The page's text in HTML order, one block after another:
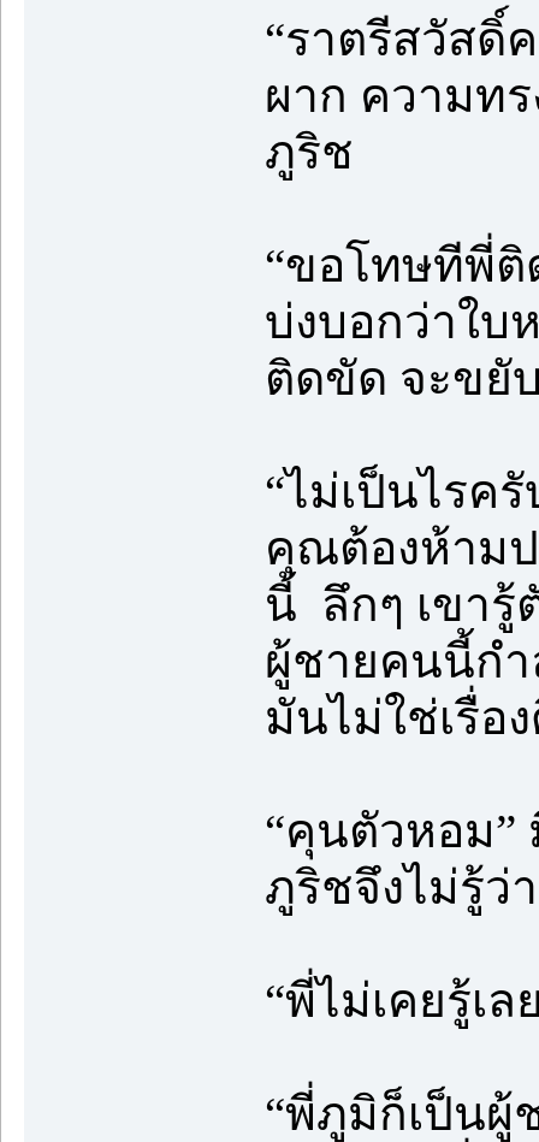
“ราตรีสวัสดิ์
ผาก ความท
ภูริช
“ขอโทษทีพี่ติ
บ่งบอกว่าใบ
ติดขัด จะขยั
“ไม่เป็นไรค
คุณต้องห้ามป
นี้ ลึกๆ เขารู้
ผู้ชายคนนี้ก
มันไม่ใช่เรื่อ
“คุนตัวหอม”
ภูริชจึงไม่รู้ว่
“พี่ไม่เคยรู้เ
“พี่ภูมิก็เป็นผู้